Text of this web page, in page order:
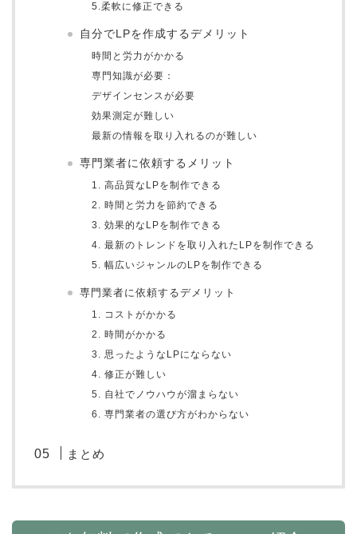
5.柔軟に修正できる
自分でLPを作成するデメリット
時間と労力がかかる
専門知識が必要：
デザインセンスが必要
効果測定が難しい
最新の情報を取り入れるのが難しい
専門業者に依頼するメリット
1. 高品質なLPを制作できる
2. 時間と労力を節約できる
3. 効果的なLPを制作できる
4. 最新のトレンドを取り入れたLPを制作できる
5. 幅広いジャンルのLPを制作できる
専門業者に依頼するデメリット
1. コストがかかる
2. 時間がかかる
3. 思ったようなLPにならない
4. 修正が難しい
5. 自社でノウハウが溜まらない
6. 専門業者の選び方がわからない
まとめ